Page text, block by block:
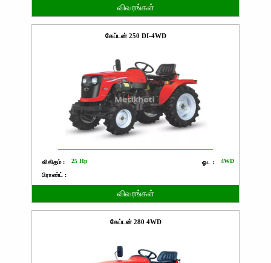
விவரங்கள்
கேப்டன் 250 DI-4WD
விகிதம் : 25 Hp ஓட : 4WD
பிராண்ட் :
விவரங்கள்
கேப்டன் 280 4WD